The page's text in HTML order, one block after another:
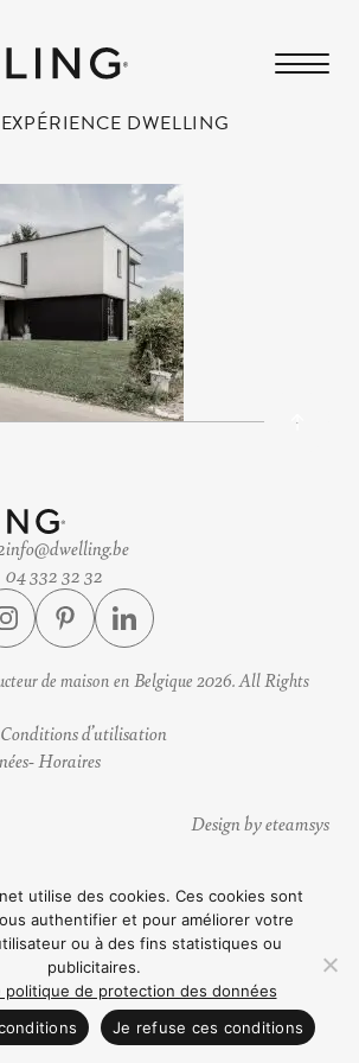
EXPÉRIENCE DWELLING
info@dwelling.be
04 332 32 32
de maison en Belgique 2026. All Rights
Conditions d’utilisation
Horaires
Design by eteamsys
utilise des cookies. Ces cookies sont
authentifier et pour améliorer votre
ou à des fins statistiques ou
publicitaires.
politique de protection des données
Je refuse ces conditions